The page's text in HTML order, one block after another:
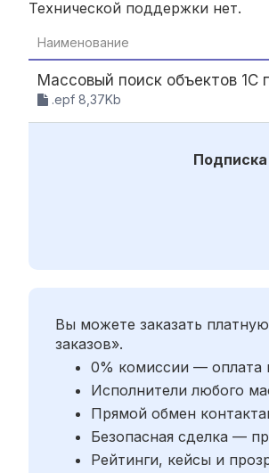
Технической поддержки нет.
Наименование
Массовый поиск объектов 1С
.epf 8,37Kb
Подписка
Вы можете заказать
заказов».
0% комиссии — оплата
Исполнители любого
Прямой обмен
Безопасная сделка —
Рейтинги, кейсы и